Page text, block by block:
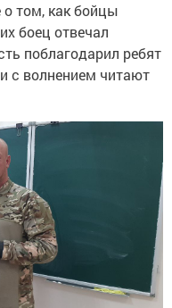
том, как бойцы
боец отвечал
поблагодарил ребят
с волнением читают